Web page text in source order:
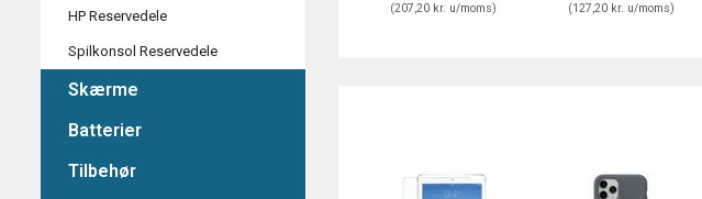
HP Reservedele
Spilkonsol Reservedele
Skærme
Batterier
Tilbehør
(207,20 kr. u/moms) (127,20 kr. u/moms)